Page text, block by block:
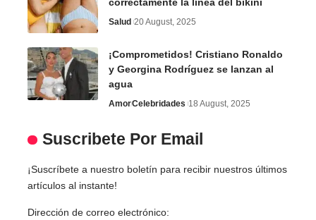
correctamente la línea del bikini
Salud 20 August, 2025
¡Comprometidos! Cristiano Ronaldo
y Georgina Rodríguez se lanzan al
agua
AmorCelebridades 18 August, 2025
Suscribete Por Email
¡Suscríbete a nuestro boletín para recibir nuestros últimos
artículos al instante!
Dirección de correo electrónico: